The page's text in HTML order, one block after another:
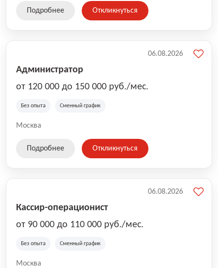
Подробнее Откликнуться
Администратор
от 120 000 до 150 000 руб./мес.
Без опыта Сменный график
Москва
06.08.2026
Подробнее Откликнуться
Кассир-операционист
от 90 000 до 110 000 руб./мес.
Без опыта Сменный график
Москва
06.08.2026